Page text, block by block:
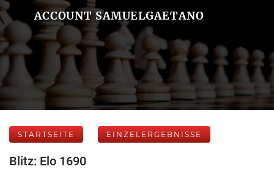
ACCOUNT SAMUELGAETANO
STARTSEITE EINZELERGEBNISSE
Blitz: Elo 1690